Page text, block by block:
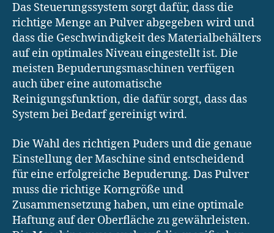
Das Steuerungssystem sorgt dafür, dass die
richtige Menge an Pulver abgegeben wird und
dass die Geschwindigkeit des Materialbehälters
auf ein optimales Niveau eingestellt ist. Die
meisten Bepuderungsmaschinen verfügen
auch über eine automatische
Reinigungsfunktion, die dafür sorgt, dass das
System bei Bedarf gereinigt wird.
Die Wahl des richtigen Puders und die genaue
Einstellung der Maschine sind entscheidend
für eine erfolgreiche Bepuderung. Das Pulver
muss die richtige Korngröße und
Zusammensetzung haben, um eine optimale
Haftung auf der Oberfläche zu gewährleisten.